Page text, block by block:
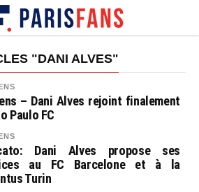
"DANI ALVES"
– Dani Alves rejoint finalement
Paulo FC
Dani Alves propose ses
au FC Barcelone et à la
Turin